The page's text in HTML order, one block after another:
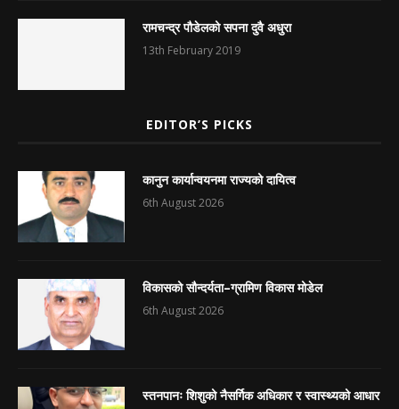
रामचन्द्र पौडेलको सपना दुवै अधुरा
13th February 2019
EDITOR’S PICKS
कानुन कार्यान्वयनमा राज्यको दायित्व
6th August 2026
विकासको सौन्दर्यता–ग्रामिण विकास मोडेल
6th August 2026
स्तनपानः शिशुको नैसर्गिक अधिकार र स्वास्थ्यको आधार